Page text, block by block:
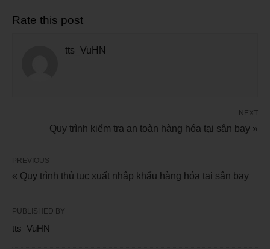
Rate this post
tts_VuHN
NEXT
Quy trình kiểm tra an toàn hàng hóa tại sân bay »
PREVIOUS
« Quy trình thủ tục xuất nhập khẩu hàng hóa tại sân bay
PUBLISHED BY
tts_VuHN